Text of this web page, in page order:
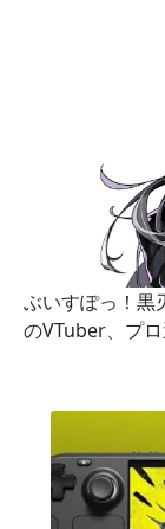
ぶいすぽっ！
のVTuber、プ